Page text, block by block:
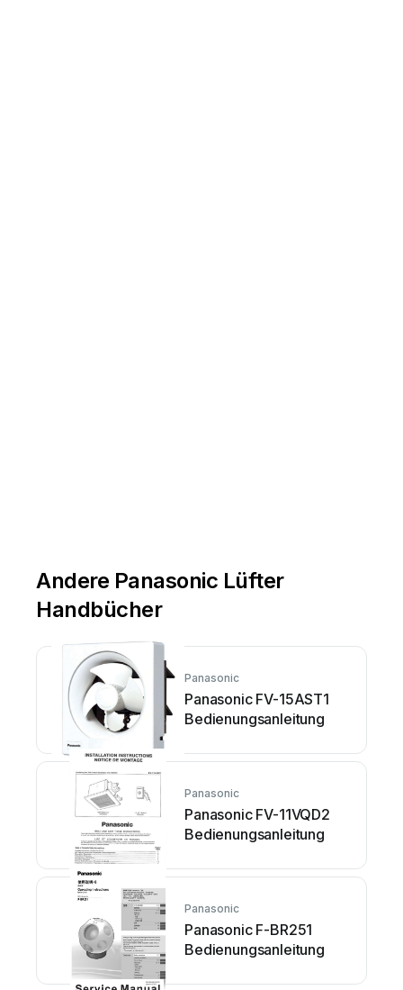
Andere Panasonic Lüfter
Handbücher
Panasonic
Panasonic FV-15AST1
Bedienungsanleitung
Panasonic
Panasonic FV-11VQD2
Bedienungsanleitung
Panasonic
Panasonic F-BR251
Bedienungsanleitung